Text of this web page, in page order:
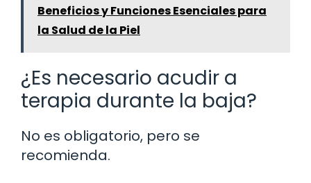
Beneficios y Funciones Esenciales para
la Salud de la Piel
¿Es necesario acudir a
terapia durante la baja?
No es obligatorio, pero se
recomienda.